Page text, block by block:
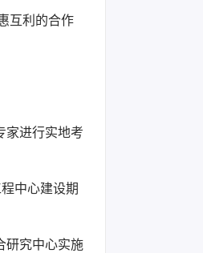
互利的合作
家进行实地考
中心建设期
研究中心实施